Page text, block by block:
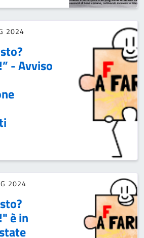
2024
- Avviso
AFFARE FATICA!” - AVVISO PUBBLICO
2024
è in